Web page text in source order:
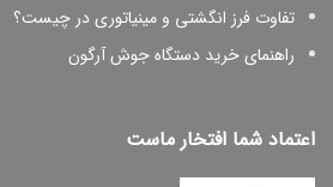
تفاوت فرز انگشتی و مینیاتوری در چیست؟
راهنمای خرید دستگاه جوش آرگون
اعتماد شما افتخار ماست